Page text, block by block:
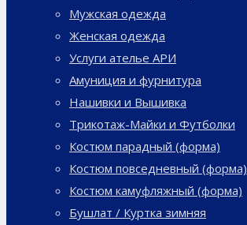
Мужская одежда
Женская одежда
Услуги ателье АРИ
Амуниция и фурнитура
Нашивки и Вышивка
Трикотаж-Майки и Футболки
Костюм парадный (форма)
Костюм повседневный (форма)
Костюм камуфляжный (форма)
Бушлат / Куртка зимняя